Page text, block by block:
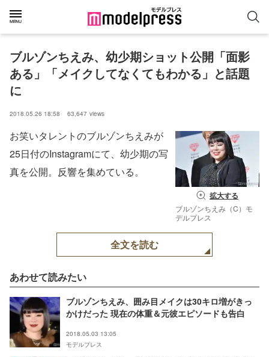
ブルゾンちえみ、幼少期ショット公開「面影
ある」「メイクしてなくてもわかる」と話題
に
2018.05.26 18:58 63,647 views
拡大する
ブルゾンちえみ（C）モ
デルプレス
お笑いタレントのブルゾンちえみが
25日付のInstagramにて、幼少期の写
真を公開。反響を集めている。
全文を読む
あわせて読みたい
ブルゾンちえみ、囲み目メイクは30キロ増がきっ
かけだった 現在の体重＆元彼エピソードも告白
2018.05.03 13:05
モデルプレス